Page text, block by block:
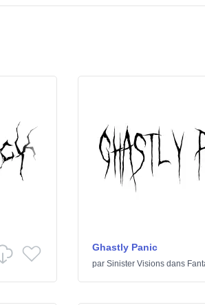
Ghastly Panic
par Sinister Visionsdans